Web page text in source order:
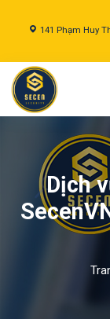
141 Phạm Huy
Dịch